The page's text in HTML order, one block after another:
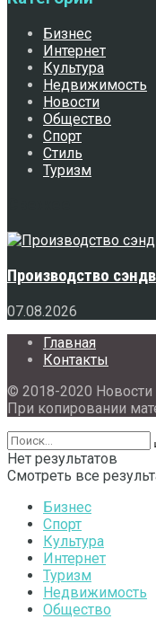
Бизнес
Интернет
Культура
Недвижимость
Новости
Общество
Спорт
Стиль
Туризм
Производство
07.08.2026
Главная
Контакты
© 2018-2020 Новости
При копировании
Нет результатов
Смотреть все
Бизнес
Спорт
Культура
Интернет
Туризм
Недвижимость
Общество